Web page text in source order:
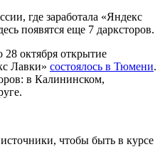
где заработала «Яндекс
появятся еще 7 дарксторов.
октября открытие
Лавки» состоялось в Тюмени.
в Калининском,
чтобы быть в курсе